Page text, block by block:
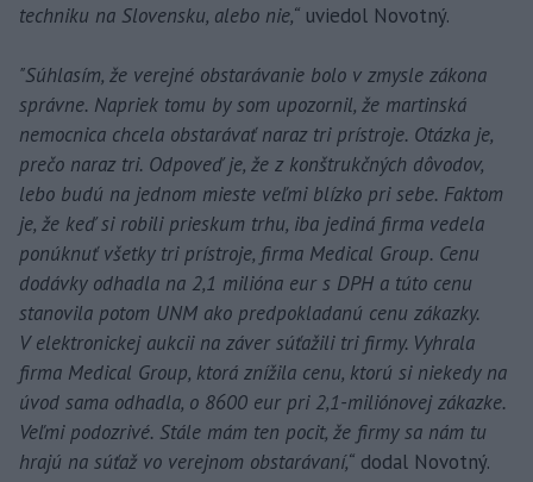
techniku na Slovensku, alebo nie,“ uviedol Novotný.
"Súhlasím, že verejné obstarávanie bolo v zmysle zákona
správne. Napriek tomu by som upozornil, že martinská
nemocnica chcela obstarávať naraz tri prístroje. Otázka je,
prečo naraz tri. Odpoveď je, že z konštrukčných dôvodov,
lebo budú na jednom mieste veľmi blízko pri sebe. Faktom
je, že keď si robili prieskum trhu, iba jediná firma vedela
ponúknuť všetky tri prístroje, firma Medical Group. Cenu
dodávky odhadla na 2,1 milióna eur s DPH a túto cenu
stanovila potom UNM ako predpokladanú cenu zákazky.
V elektronickej aukcii na záver súťažili tri firmy. Vyhrala
firma Medical Group, ktorá znížila cenu, ktorú si niekedy na
úvod sama odhadla, o 8600 eur pri 2,1-miliónovej zákazke.
Veľmi podozrivé. Stále mám ten pocit, že firmy sa nám tu
hrajú na súťaž vo verejnom obstarávaní,“ dodal Novotný.